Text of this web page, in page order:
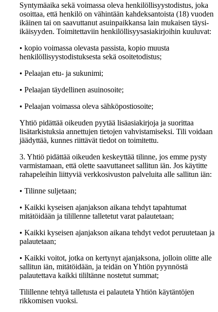
Syntymäaika sekä voimassa oleva henkilöllisyystodistus, joka
osoittaa, että henkilö on vähintään kahdeksantoista (18) vuoden
ikäinen tai on saavuttanut asuinpaikkansa lain mukaisen täysi-
ikäisyyden. Toimitettaviin henkilöllisyysasiakirjoihin kuuluvat:
• kopio voimassa olevasta passista, kopio muusta
henkilöllisyystodistuksesta sekä osoitetodistus;
• Pelaajan etu- ja sukunimi;
• Pelaajan täydellinen asuinosoite;
• Pelaajan voimassa oleva sähköpostiosoite;
Yhtiö pidättää oikeuden pyytää lisäasiakirjoja ja suorittaa
lisätarkistuksia annettujen tietojen vahvistamiseksi. Tili voidaan
jäädyttää, kunnes riittävät tiedot on toimitettu.
3. Yhtiö pidättää oikeuden keskeyttää tilinne, jos emme pysty
varmistamaan, että olette saavuttaneet sallitun iän. Jos käytitte
rahapeleihin liittyviä verkkosivuston palveluita alle sallitun iän:
• Tilinne suljetaan;
• Kaikki kyseisen ajanjakson aikana tehdyt tapahtumat
mitätöidään ja tilillenne talletetut varat palautetaan;
• Kaikki kyseisen ajanjakson aikana tehdyt vedot peruutetaan ja
palautetaan;
• Kaikki voitot, jotka on kertynyt ajanjaksona, jolloin olitte alle
sallitun iän, mitätöidään, ja teidän on Yhtiön pyynnöstä
palautettava kaikki tililtänne nostetut summat;
Tilillenne tehtyä talletusta ei palauteta Yhtiön käytäntöjen
rikkomisen vuoksi.